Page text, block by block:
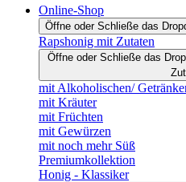
Online-Shop
Öffne oder Schließe das
Rapshonig mit Zutaten
Öffne oder Schließe das
mit Alkoholischen/
mit Kräuter
mit Früchten
mit Gewürzen
mit noch mehr Süß
Premiumkollektion
Honig - Klassiker